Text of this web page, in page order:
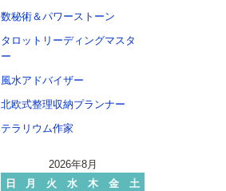
数秘術＆パワーストーン
タロットリーディングマスタ
ー
風水アドバイザー
北欧式整理収納プランナー
テラリウム作家
2026年8月
日
月 火 水 木 金
土